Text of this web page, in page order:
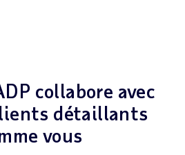
collabore avec
détaillants
vous